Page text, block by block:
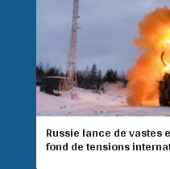
Russie lance de
fond de tensions